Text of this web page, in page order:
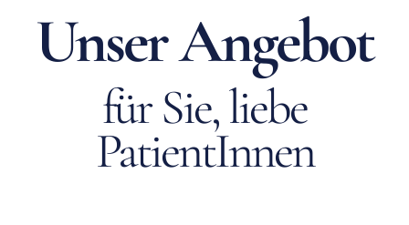
Unser Angebot
für Sie, liebe
PatientInnen